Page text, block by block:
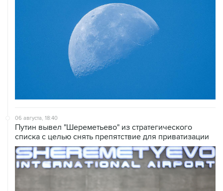
06 августа, 18:40
Путин вывел "Шереметьево" из стратегического
списка с целью снять препятствие для приватизации